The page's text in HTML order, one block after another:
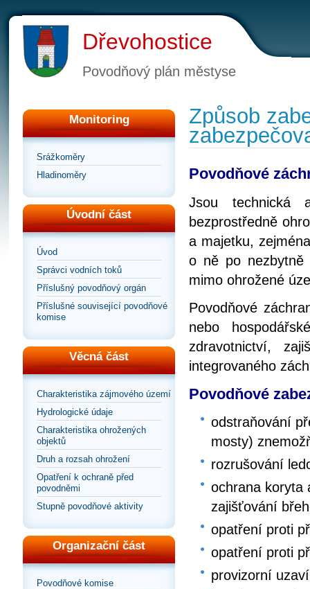
Dřevohostice
Povodňový plán městyse
Monitoring
Srážkoměry
Hladinoměry
Úvodní část
Úvod
Správci vodních toků
Příslušný povodňový orgán
Příslušné související povodňové
komise
Věcná část
Charakteristika zájmového území
Hydrologické údaje
Charakteristika ohrožených
objektů
Druh a rozsah ohrožení
Opatření k ochraně před
povodněmi
Stupně povodňové aktivity
Organizační část
Povodňové komise
Způsob
Povodňové
Jsou technická
bezprostředně
a majetku,
o ně po nezbytně
mimo ohrožené
Povodňové
nebo
zdravotnictví,
integrovaného
Povodňové
odstraňování
mosty)
rozrušování
ochrana koryta
zajišťování
opatření proti
opatření proti
provizorní